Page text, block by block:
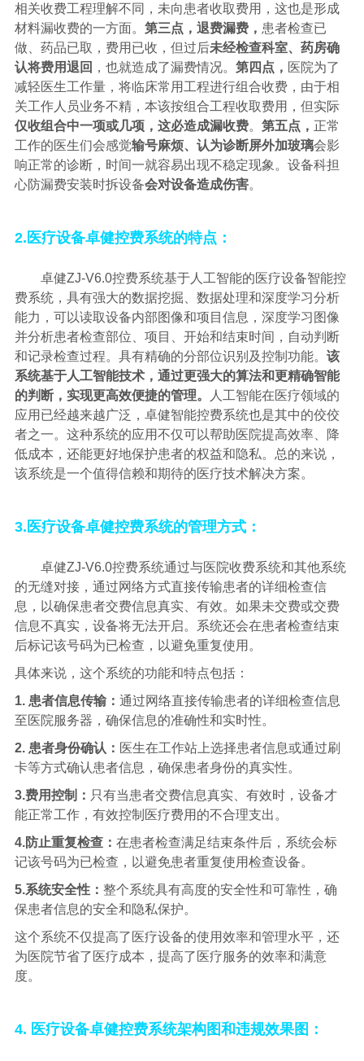
相关收费工程理解不同，未向患者收取费用，这也是形成
材料漏收费的一方面。 第三点，退费漏费， 患者检查已
做、药品已取，费用已收，但过后未经检查科室、药房确
认将费用退回 ，也就造成了漏费情况。 第四点， 医院为了
减轻医生工作量，将临床常用工程进行组合收费，由于相
关工作人员业务不精，本该按组合工程收取费用，但实际
仅收组合中一项或几项，这必造成漏收费。 第五点， 正常
工作的医生们会感觉输号麻烦、认为诊断屏外加玻璃会影
响正常的诊断，时间一就容易出现不稳定现象。设备科担
心防漏费安装时拆设备会对设备造成伤害。
2.医疗设备卓健控费系统的特点：
卓健ZJ-V6.0控费系统基于人工智能的医疗设备智能控
费系统，具有强大的数据挖掘、数据处理和深度学习分析
能力，可以读取设备内部图像和项目信息，深度学习图像
并分析患者检查部位、项目、开始和结束时间，自动判断
和记录检查过程。具有精确的分部位识别及控制功能。 该
系统基于人工智能技术，通过更强大的算法和更精确智能
的判断，实现更高效便捷的管理。
人工智能在医疗领域的
应用已经越来越广泛，卓健智能控费系统也是其中的佼佼
者之一。这种系统的应用不仅可以帮助医院提高效率、降
低成本，还能更好地保护患者的权益和隐私。总的来说，
该系统是一个值得信赖和期待的医疗技术解决方案。
3.医疗设备卓健控费系统的管理方式：
卓健ZJ-V6.0控费系统通过与医院收费系统和其他系统
的无缝对接，通过网络方式直接传输患者的详细检查信
息，以确保患者交费信息真实、有效。如果未交费或交费
信息不真实，设备将无法开启。系统还会在患者检查结束
后标记该号码为已检查，以避免重复使用。
具体来说，这个系统的功能和特点包括：
1. 患者信息传输： 通过网络直接传输患者的详细检查信息
至医院服务器，确保信息的准确性和实时性。
2. 患者身份确认： 医生在工作站上选择患者信息或通过刷
卡等方式确认患者信息，确保患者身份的真实性。
3.费用控制： 只有当患者交费信息真实、有效时，设备才
能正常工作，有效控制医疗费用的不合理支出。
4.防止重复检查： 在患者检查满足结束条件后，系统会标
记该号码为已检查，以避免患者重复使用检查设备。
5.系统安全性： 整个系统具有高度的安全性和可靠性，确
保患者信息的安全和隐私保护。
这个系统不仅提高了医疗设备的使用效率和管理水平，还
为医院节省了医疗成本，提高了 医疗服务的效率和满意
度。
4. 医疗设备卓健控费系统架构图和违规效果图：